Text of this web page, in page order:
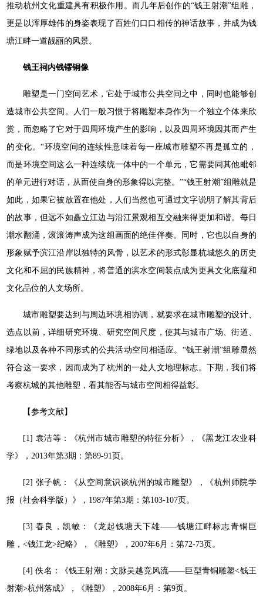
推动杭州文化重建具有积极作用。而几年后创作的“钱王射潮”组雕，
更是以浑厚雄伟的身姿表现了百姓们口口相传的神话故事，并成为钱
塘江畔一道靓丽的风景。
钱王祠内钱镠铜像
雕塑是一门空间艺术，它处于城市公共空间之中，同时也能够创
造城市公共空间。人们一般习惯于将雕塑本身作为一个独立个体来欣
赏，而忽略了它对于四周环境产生的影响，以及四周环境因其而产生
的变化。“环境空间的连续性意味着每一座城市雕塑不再是孤立的，
而是环境空间这么一种连续统一体中的一个单元，它需要同其他毗邻
的单元进行对话，从而使自身的形象得以完整。”“钱王射潮”组雕就是
如此，如果它被放置在他处，人们当然也可通过文字说明了解其背后
的故事，但远不如矗立江边与沿江景观相互交融来得更加和谐。每日
潮水翻涌，滚滚涛声成为这组画面的绝佳伴奏。同时，它也以自身的
形象赋予滨江沿岸以独特的风骨，以艺术的形式彰显杭城悠久的历史
文化和不屈的民族精神，将普通的滨水空间装点成为更具文化底蕴和
文化品位的人文场所。
城市雕塑要达到与周边环境相协调，就要求在城市雕塑的设计、
选点以前，详细研究环境、研究空间尺度，使其与城市广场、街道、
绿地以及各种不同形式的公共活动空间相适应。“钱王射潮”组雕显然
符合这一要求，因而成为了杭州的一处人文地理标志。下期，我们将
考察杭城的其他雕塑，看其能否与城市空间相得益彰。
【参考文献】
[1] 袁洁等：《杭州市城市雕塑的特征分析》，《黑龙江农业科
学》，2013年第3期：第89-91页。
[2] 张子帆：《从空间意识谈杭州的城市雕塑》，《杭州师院学
报（社会科学版）》，1987年第3期：第103-107页。
[3] 春良，凯敏：《龙起钱塘天下雄——钱塘江畔标志青铜巨
雕，<钱江龙>纪略》，《雕塑》，2007年6月：第72-73页。
[4] 佚名：《钱王射潮：文脉吴越竞风流——巨型青铜雕塑<钱王
射潮>杭州落成》，《雕塑》，2008年6月：第9页。